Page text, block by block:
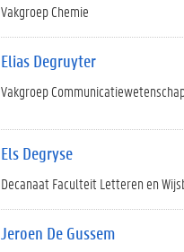
Vakgroep Chemie
Elias Degruyter
Vakgroep
Els Degryse
Decanaat Faculteit Letteren en
Jeroen De Gussem